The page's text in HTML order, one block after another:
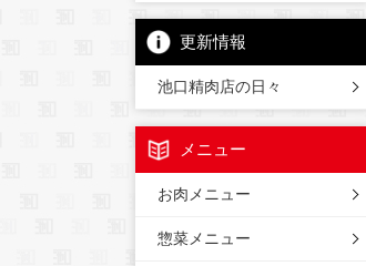
更新情報
池口精肉店の日々
メニュー
お肉メニュー
惣菜メニュー